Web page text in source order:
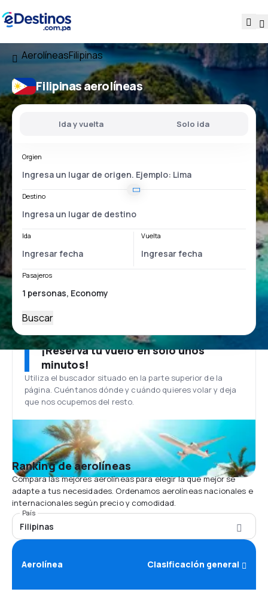
AerolíneasFilipinas
Filipinas aerolíneas
Ida y vuelta Solo ida
Orgien
Destino
Ida Vuelta
Pasajeros
Buscar
¡Reserva tu vuelo en solo unos
minutos!
Utiliza el buscador situado en la parte superior de la
página. Cuéntanos dónde y cuándo quieres volar y deja
que nos ocupemos del resto.
Ranking de aerolíneas
Compara las mejores aerolíneas para elegir la que mejor se
adapte a tus necesidades. Ordenamos aerolíneas nacionales e
internacionales según precio y comodidad.
País
Filipinas
Aerolínea Clasificación general